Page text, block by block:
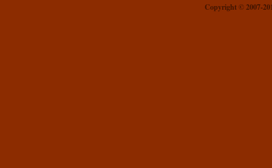
Copyright © 2007-